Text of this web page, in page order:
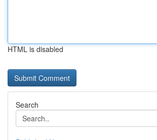
HTML is disabled
Search